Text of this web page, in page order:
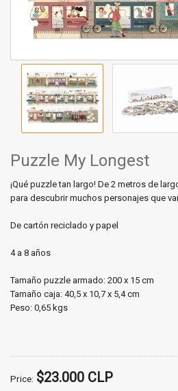
Puzzle My Longest
¡Qué puzzle tan largo! De 2 metros de
para descubrir muchos personajes que
De cartón reciclado y papel
4 a 8 años
Tamaño puzzle armado: 200 x 15 cm
Tamaño caja: 40,5 x 10,7 x 5,4 cm
Peso: 0,65 kgs
Price: $23.000 CLP